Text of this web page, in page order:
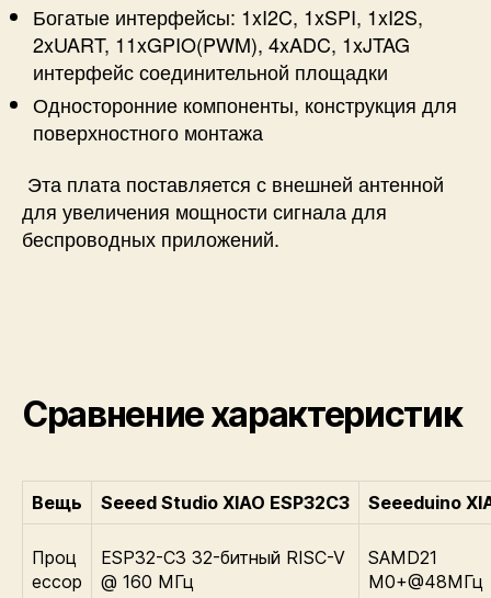
Богатые интерфейсы: 1xI2C, 1xSPI, 1xI2S,
2xUART, 11xGPIO(PWM), 4xADC, 1xJTAG
интерфейс соединительной площадки
Односторонние компоненты, конструкция для
поверхностного монтажа
Эта плата поставляется с внешней антенной
для увеличения мощности сигнала для
беспроводных приложений.
Сравнение характеристик
Вещь Seeed Studio XIAO ESP32C3 Seeeduino
Проц
ессор
ESP32-C3 32-битный RISC-V
@ 160 МГц
SAMD21
M0+@48МГц